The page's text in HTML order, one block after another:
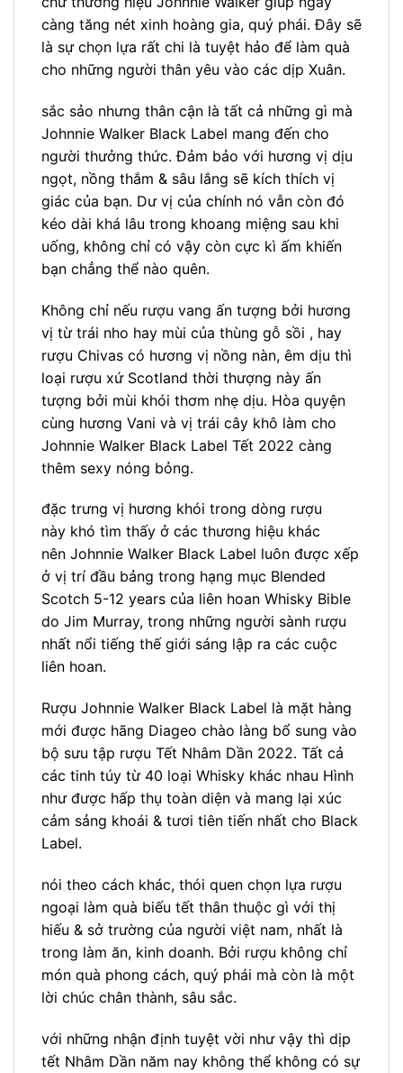
càng tăng nét xinh hoàng gia, quý phái. Đây sẽ
là sự chọn lựa rất chi là tuyệt hảo để làm quà
cho những người thân yêu vào các dịp Xuân.
sắc sảo nhưng thân cận là tất cả những gì mà
Johnnie Walker Black Label mang đến cho
người thưởng thức. Đảm bảo với hương vị dịu
ngọt, nồng thắm & sâu lắng sẽ kích thích vị
giác của bạn. Dư vị của chính nó vẫn còn đó
kéo dài khá lâu trong khoang miệng sau khi
uống, không chỉ có vậy còn cực kì ấm khiến
bạn chẳng thể nào quên.
Không chỉ nếu rượu vang ấn tượng bởi hương
vị từ trái nho hay mùi của thùng gỗ sồi , hay
rượu Chivas có hương vị nồng nàn, êm dịu thì
loại rượu xứ Scotland thời thượng này ấn
tượng bởi mùi khói thơm nhẹ dịu. Hòa quyện
cùng hương Vani và vị trái cây khô làm cho
Johnnie Walker Black Label Tết 2022 càng
thêm sexy nóng bỏng.
đặc trưng vị hương khói trong dòng rượu
này khó tìm thấy ở các thương hiệu khác
nên Johnnie Walker Black Label luôn được xếp
ở vị trí đầu bảng trong hạng mục Blended
Scotch 5-12 years của liên hoan Whisky Bible
do Jim Murray, trong những người sành rượu
nhất nổi tiếng thế giới sáng lập ra các cuộc
liên hoan.
Rượu Johnnie Walker Black Label là mặt hàng
mới được hãng Diageo chào làng bổ sung vào
bộ sưu tập rượu Tết Nhâm Dần 2022. Tất cả
các tinh túy từ 40 loại Whisky khác nhau Hình
như được hấp thụ toàn diện và mang lại xúc
cảm sảng khoái & tươi tiên tiến nhất cho Black
Label.
nói theo cách khác, thói quen chọn lựa rượu
ngoại làm quà biếu tết thân thuộc gì với thị
hiếu & sở trường của người việt nam, nhất là
trong làm ăn, kinh doanh. Bởi rượu không chỉ
món quà phong cách, quý phái mà còn là một
lời chúc chân thành, sâu sắc.
với những nhận định tuyệt vời như vậy thì dịp
tết Nhâm Dần năm nay không thể không có sự